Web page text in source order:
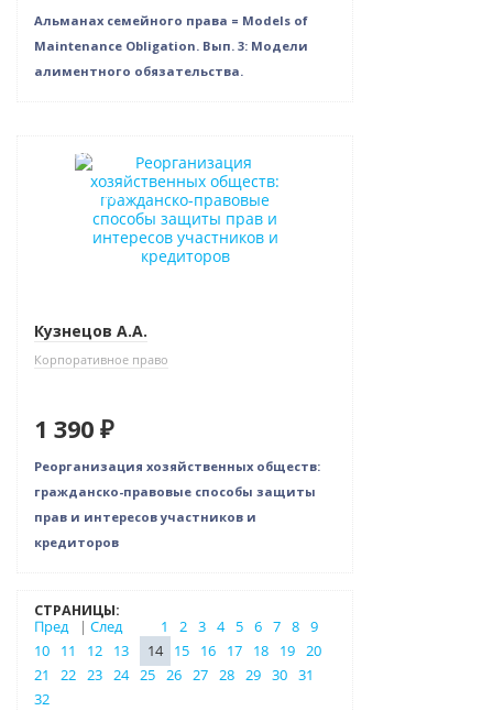
Альманах семейного права = Models of
Maintenance Obligation. Вып. 3: Модели
алиментного обязательства.
Новинка
Бестселлер
Кузнецов А.А.
Корпоративное право
1 390 ₽
Реорганизация хозяйственных обществ:
гражданско-правовые способы защиты
прав и интересов участников и
кредиторов
СТРАНИЦЫ:
Пред
| След 1 2 3 4 5 6 7 8 9
10
11 12 13 14 15 16 17 18 19 20
21
22 23 24 25 26 27 28 29 30 31
32